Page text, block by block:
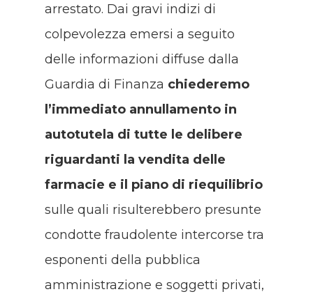
arrestato. Dai gravi indizi di
colpevolezza emersi a seguito
delle informazioni diffuse dalla
Guardia di Finanza chiederemo
l’immediato annullamento in
autotutela di tutte le delibere
riguardanti la vendita delle
farmacie e il piano di riequilibrio
sulle quali risulterebbero presunte
condotte fraudolente intercorse tra
esponenti della pubblica
amministrazione e soggetti privati,